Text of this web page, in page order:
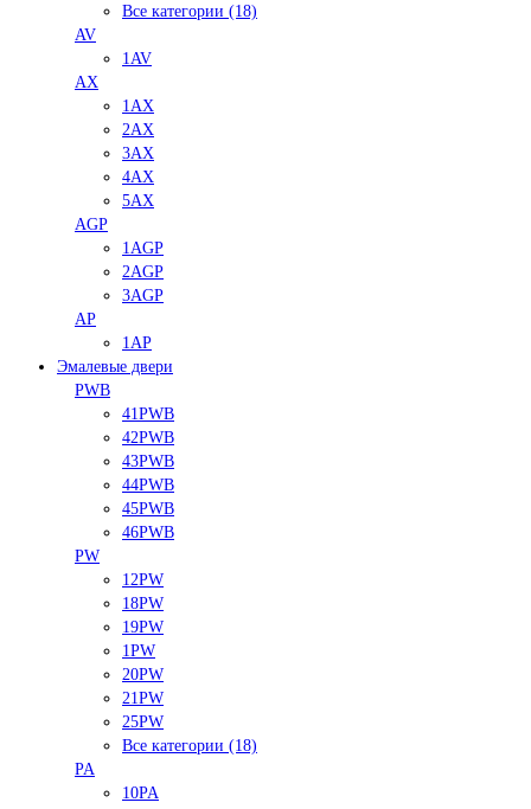
Все категории (18)
AV
1AV
AX
1AX
2AX
3AX
4AX
5AX
AGP
1AGP
2AGP
3AGP
AP
1AP
Эмалевые двери
PWB
41PWB
42PWB
43PWB
44PWB
45PWB
46PWB
PW
12PW
18PW
19PW
1PW
20PW
21PW
25PW
Все категории (18)
PA
10PA